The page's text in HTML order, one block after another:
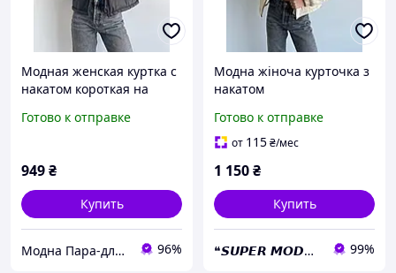
Модная женская куртка с
накатом короткая на
арт 0121
Готово к отправке
949₴
Купить
Модна Пара-для нього і для неї 96%
Модна жіноча курточка з
накатом
Готово к отправке
от 115₴/мес
1 150₴
Купить
❝𝙎𝙐𝙋𝙀𝙍 𝙈𝙊𝘿𝙉𝙄𝙆𝙐❝ 99%